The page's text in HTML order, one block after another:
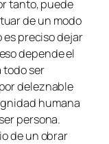
tanto, puede
de un modo
preciso dejar
depende el
todo ser
deleznable
humana
persona.
de un obrar